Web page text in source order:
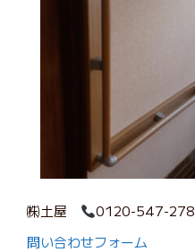
㈱土屋
0120-547-278
問い合わせフォーム